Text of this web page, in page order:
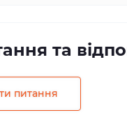
та
питання